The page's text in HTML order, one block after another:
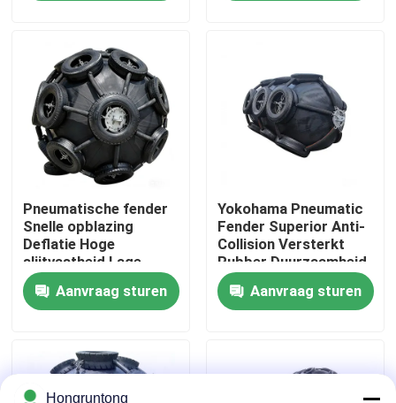
Over ons
Fabriekstocht
Kwaliteitscontrole
Vraag een offerte
Dok Rubberstootkussen
Pneumatisch Rubberstootkussen
Pneumatische fender
Snelle opblazing
Deflatie Hoge
slijtvastheid Lage
dagelijkse onderhoud
Aanvraag sturen
Yokohama Pneumatic
Fender Superior Anti-
Collision Versterkt
Rubber Duurzaamheid
Stabiel
Aanvraag sturen
Hongruntong